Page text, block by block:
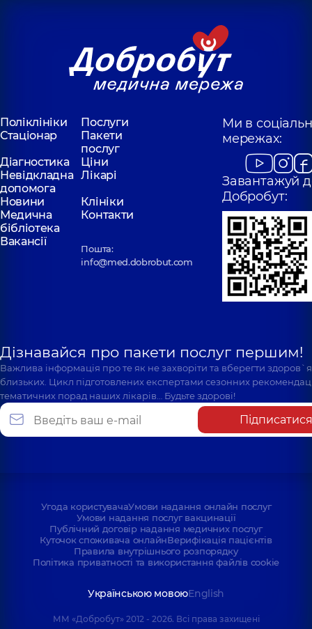
Поліклініки
Послуги
Стаціонар
Пакети
послуг
Діагностика
Ціни
Невідкладна
допомога
Лікарі
Новини
Клініки
Медична
бібліотека
Контакти
Вакансії
Пошта:
info@med.dobrobut.com
Ми в
мережах:
Завантажуй
Добробут:
Дізнавайся про пакети послуг першим!
Важлива інформація про те як не захворіти та вберегти
близьких. Цикл підготовлених експертами сезонних
тематичних порад наших лікарів… Будьте здорові!
Підписатися
Угода користувачаУмови надання онлайн послуг
Умови надання послуг вакцинації
Публічний договір надання медичних послуг
Куточок споживача онлайнВерифікація пацієнтів
Правила внутрішнього розпорядку
Політика приватності та використання файлів cookie
Українською мовоюEnglish
ММ «Добробут» 2012 - 2026. Всі права захищені